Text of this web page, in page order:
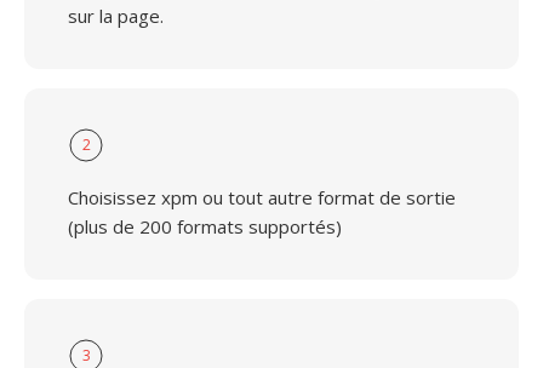
sur la page.
2
Choisissez xpm ou tout autre format de sortie
(plus de 200 formats supportés)
3